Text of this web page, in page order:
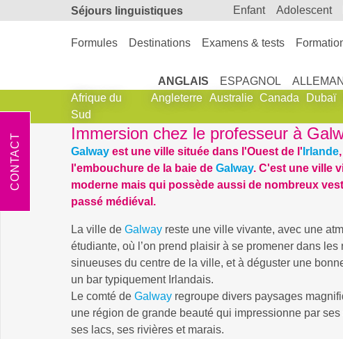
Séjours linguistiques enfant adolescent
Formules Destinations Examens & tests
ANGLAIS ESPAGNOL
Afrique du
Sud
Angleterre Australie Canada Dubaï
Immersion chez le professeur à
Galway est une ville située dans l'Ouest de l' Irlande
l'embouchure de la baie de Galway. C'est une ville
moderne mais qui possède aussi de nombreux
passé médiéval.
La ville de Galway reste une ville vivante, avec une
étudiante, où l’on prend plaisir à se promener dans les
sinueuses du centre de la ville, et à déguster une
un bar typiquement Irlandais.
Le comté de Galway regroupe divers paysages
une région de grande beauté qui impressionne par ses
ses lacs, ses rivières et marais.
CONTACT